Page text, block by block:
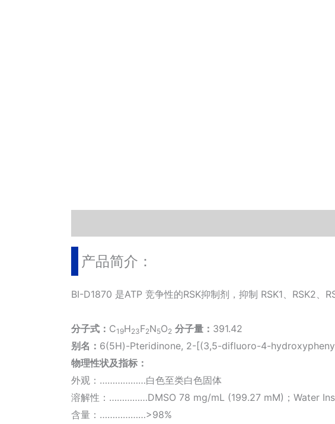
产品简介：
BI-D1870 是ATP 竞争性的RSK抑制剂，抑制 RSK1、RSK2、
分子式： C19H23F2N5O2 分子量： 391.42
别名： 6(5H)-Pteridinone, 2-[(3,5-difluoro-4-
物理性状及指标：
外观：………………白色至类白色固体
溶解性：……………DMSO 78 mg/mL (199.27 mM)；Water
含量：………………>98%